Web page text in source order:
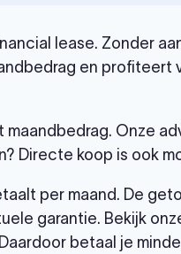
lease. Zonder
en profiteert
Onze
Directe koop is ook
per maand. De
garantie. Bekijk
betaal je